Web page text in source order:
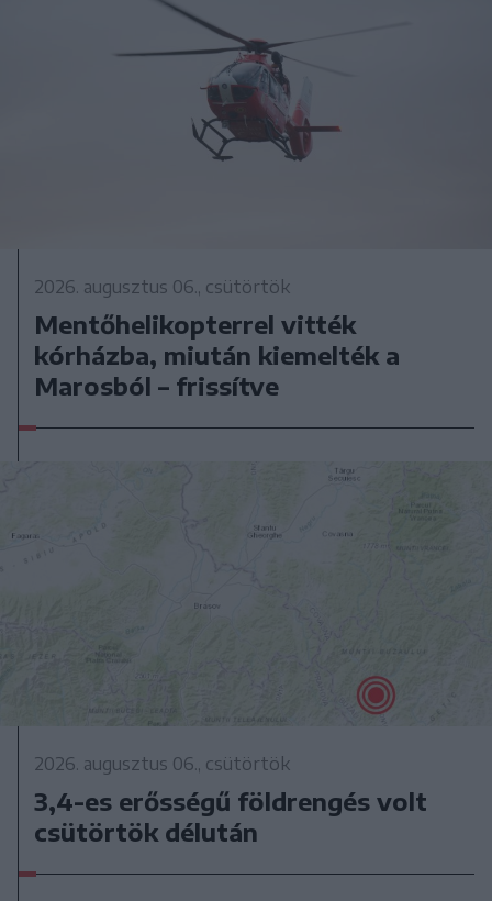
2026. augusztus 06., csütörtök
Mentőhelikopterrel vitték
kórházba, miután kiemelték a
Marosból – frissítve
2026. augusztus 06., csütörtök
3,4-es erősségű földrengés volt
csütörtök délután